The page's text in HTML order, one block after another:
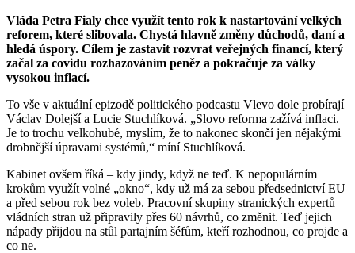
Vláda Petra Fialy chce využít tento rok k nastartování velkých
reforem, které slibovala. Chystá hlavně změny důchodů, daní a
hledá úspory. Cílem je zastavit rozvrat veřejných financí, který
začal za covidu rozhazováním peněz a pokračuje za války
vysokou inflací.
To vše v aktuální epizodě politického podcastu Vlevo dole probírají
Václav Dolejší a Lucie Stuchlíková. „Slovo reforma zažívá inflaci.
Je to trochu velkohubé, myslím, že to nakonec skončí jen nějakými
drobnější úpravami systémů,“ míní Stuchlíková.
Kabinet ovšem říká – kdy jindy, když ne teď. K nepopulárním
krokům využít volné „okno“, kdy už má za sebou předsednictví EU
a před sebou rok bez voleb. Pracovní skupiny stranických expertů
vládních stran už připravily přes 60 návrhů, co změnit. Teď jejich
nápady přijdou na stůl partajním šéfům, kteří rozhodnou, co projde a
co ne.